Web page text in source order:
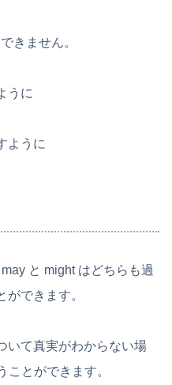
きません。
うに
ように
と might はどちらも過
できます。
いて真実がわからない場
ことができます。